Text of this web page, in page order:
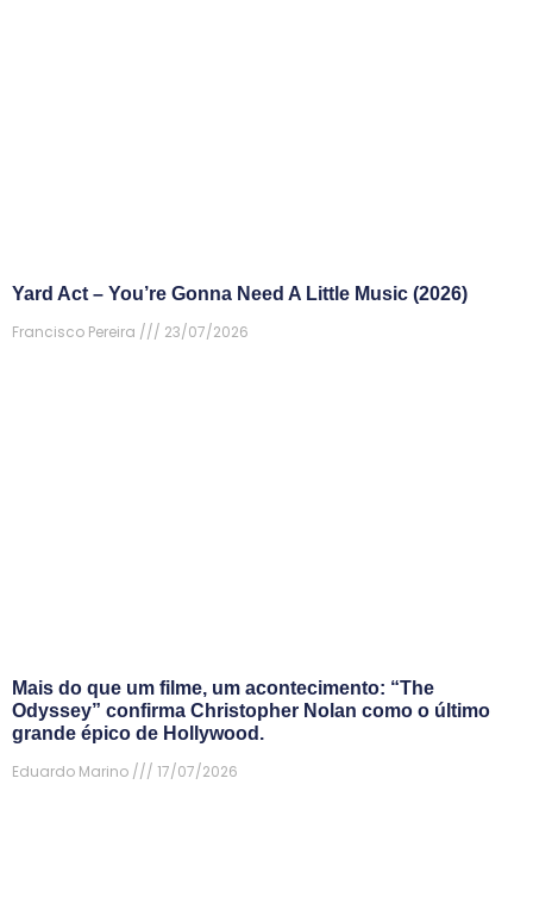
Yard Act – You’re Gonna Need A Little Music (2026)
Francisco Pereira
23/07/2026
Mais do que um filme, um acontecimento: “The
Odyssey” confirma Christopher Nolan como o último
grande épico de Hollywood.
Eduardo Marino
17/07/2026